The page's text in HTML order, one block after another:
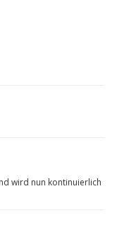
wird nun kontinuierlich